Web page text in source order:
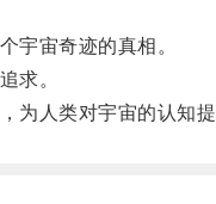
宙奇迹的真相。
求。
人类对宇宙的认知提